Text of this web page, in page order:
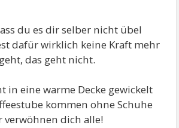
du es dir selber nicht übel
dafür wirklich keine Kraft mehr
das geht nicht.
in eine warme Decke gewickelt
kommen ohne Schuhe
verwöhnen dich alle!